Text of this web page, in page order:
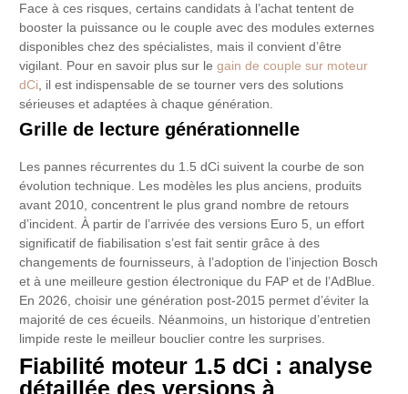
Face à ces risques, certains candidats à l’achat tentent de
booster la puissance ou le couple avec des modules externes
disponibles chez des spécialistes, mais il convient d’être
vigilant. Pour en savoir plus sur legain de couple sur moteur
dCi , il est indispensable de se tourner vers des solutions
sérieuses et adaptées à chaque génération.
Grille de lecture générationnelle
Les pannes récurrentes du 1.5 dCi suivent la courbe de son
évolution technique. Les modèles les plus anciens, produits
avant 2010, concentrent le plus grand nombre de retours
d’incident. À partir de l’arrivée des versions Euro 5, un effort
significatif de fiabilisation s’est fait sentir grâce à des
changements de fournisseurs, à l’adoption de l’injection Bosch
et à une meilleure gestion électronique du FAP et de l’AdBlue.
En 2026, choisir une génération post-2015 permet d’éviter la
majorité de ces écueils. Néanmoins, un historique d’entretien
limpide reste le meilleur bouclier contre les surprises.
Fiabilité moteur 1.5 dCi : analyse
détaillée des versions à